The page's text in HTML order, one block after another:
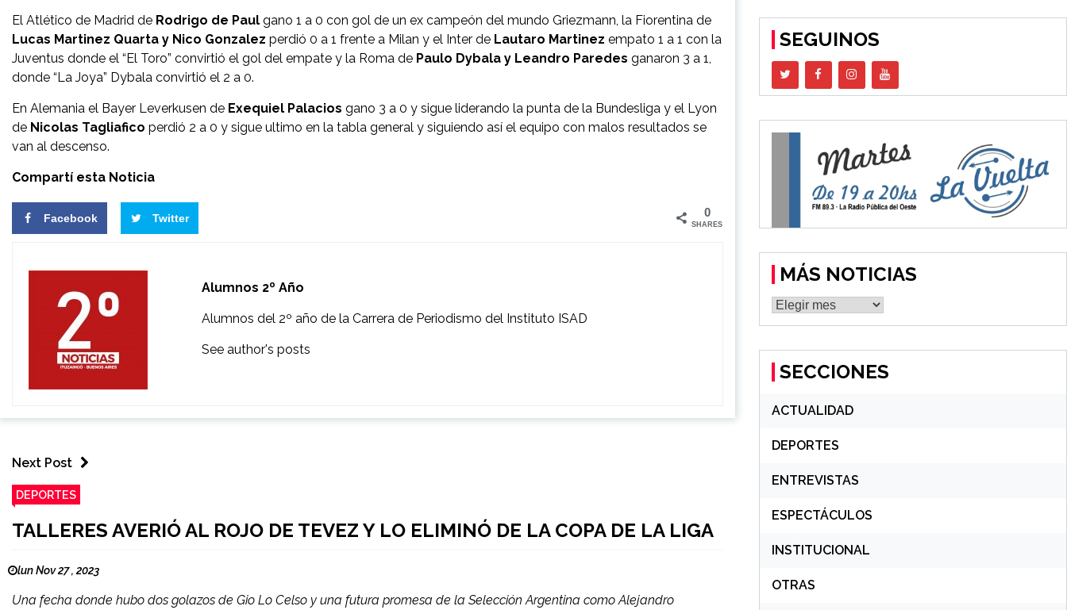
El Atlético de Madrid de Rodrigo de Paul gano 1 a 0 con gol de un ex campeón del mundo Griezmann, la Fiorentina de
Lucas Martinez Quarta y Nico Gonzalez perdió 0 a 1 frente a Milan y el Inter de Lautaro Martinez empato 1 a 1 con la
Juventus donde el “El Toro” convirtió el gol del empate y la Roma de Paulo Dybala y Leandro Paredes ganaron 3 a 1,
donde “La Joya” Dybala convirtió el 2 a 0.
En Alemania el Bayer Leverkusen de Exequiel Palacios gano 3 a 0 y sigue liderando la punta de la Bundesliga y el Lyon
de Nicolas Tagliafico perdió 2 a 0 y sigue ultimo en la tabla general y siguiendo así el equipo con malos resultados se
van al descenso.
Compartí esta Noticia
Facebook Twitter 0
SHARES
Alumnos 2º Año
Alumnos del 2º año de la Carrera de Periodismo del Instituto ISAD
See author's posts
Next Post
DEPORTES
TALLERES AVERIÓ AL ROJO DE TEVEZ Y LO ELIMINÓ DE LA COPA DE LA LIGA
lun Nov 27 , 2023
Una fecha donde hubo dos golazos de Gio Lo Celso y una futura promesa de la Selección Argentina como Alejandro
SEGUINOS
MÁS NOTICIAS
MÁS
NOTICIAS
SECCIONES
ACTUALIDAD
DEPORTES
ENTREVISTAS
ESPECTÁCULOS
INSTITUCIONAL
OTRAS